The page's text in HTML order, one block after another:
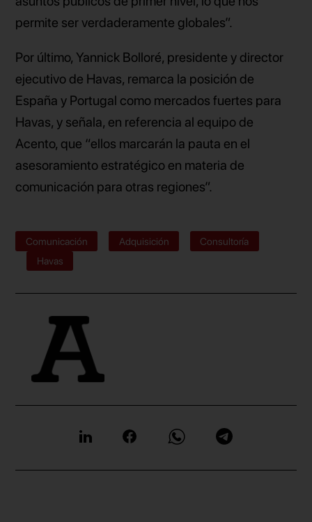
permite ser verdaderamente globales”.
Por último, Yannick Bolloré, presidente y director
ejecutivo de Havas, remarca la posición de
España y Portugal como mercados fuertes para
Havas, y señala, en referencia al equipo de
Acento, que “ellos marcarán la pauta en el
asesoramiento estratégico en materia de
comunicación para otras regiones”.
Comunicación Adquisición
Consultoría
Havas